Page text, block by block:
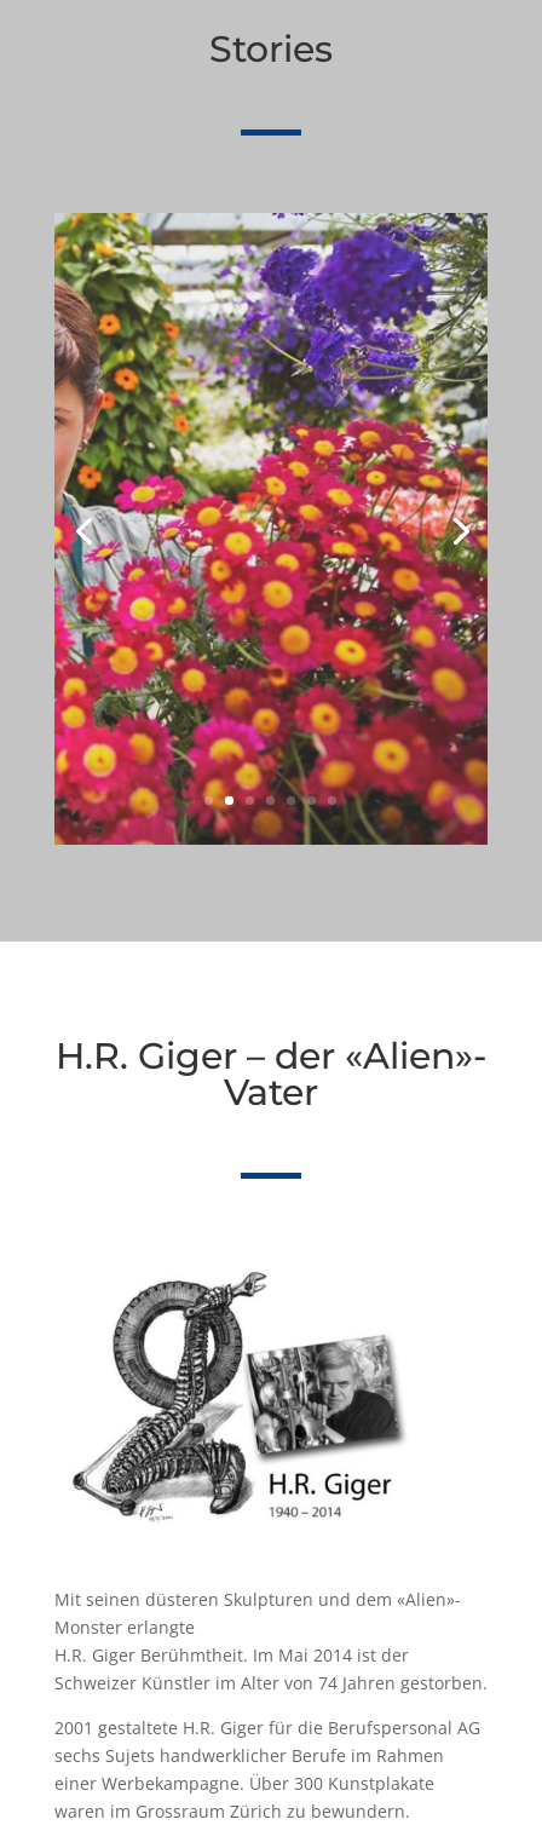
Stories
H.R. Giger – der «Alien»-
Vater
Mit seinen düsteren Skulpturen und dem «Alien»-
Monster erlangte
H.R. Giger Berühmtheit. Im Mai 2014 ist der
Schweizer Künstler im Alter von 74 Jahren gestorben.
2001 gestaltete H.R. Giger für die Berufspersonal AG
sechs Sujets handwerklicher Berufe im Rahmen
einer Werbekampagne. Über 300 Kunstplakate
waren im Grossraum Zürich zu bewundern.